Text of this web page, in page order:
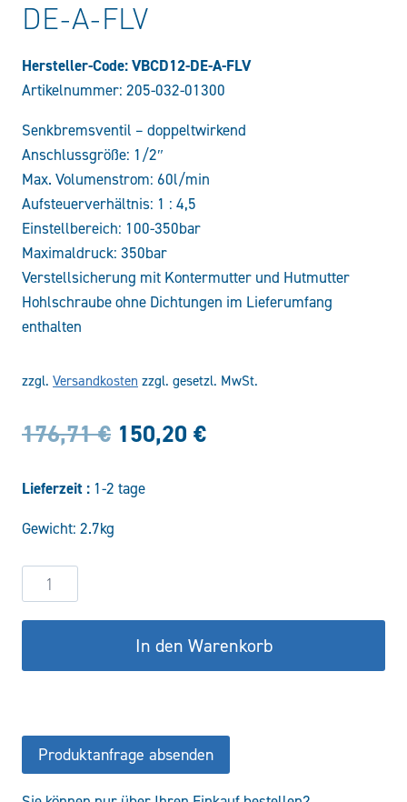
DE-A-FLV
Hersteller-Code: VBCD12-DE-A-FLV
Artikelnummer: 205-032-01300
Senkbremsventil – doppeltwirkend
Anschlussgröße: 1/2″
Max. Volumenstrom: 60l/min
Aufsteuerverhältnis: 1 : 4,5
Einstellbereich: 100-350bar
Maximaldruck: 350bar
Verstellsicherung mit Kontermutter und Hutmutter
Hohlschraube ohne Dichtungen im Lieferumfang
enthalten
zzgl. Versandkosten zzgl. gesetzl. MwSt.
176,71€ Ursprünglicher
war:
150,20 €Aktueller
Lieferzeit : 1-2 tage
Gewicht: 2.7kg
Senkbremsventil
doppeltwirkend
VBCD12-
A-
In den Warenkorb
Produktanfrage absenden